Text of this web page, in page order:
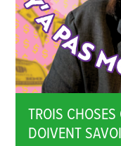
TROIS
DOIVENT